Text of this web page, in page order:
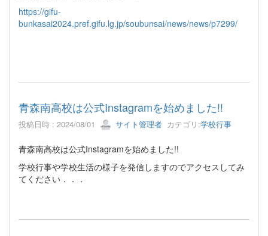
https://gifu-
bunkasai2024.pref.gifu.lg.jp/soubunsai/news/news/p7299/
青森南高校は公式Instagramを始めました!!
投稿日時 : 2024/08/01 サイト管理者 カテゴリ:学校行事
青森南高校は公式Instagramを始めました!!
学校行事や学校生活の様子を発信しますのでアクセスしてみ
てください．．．